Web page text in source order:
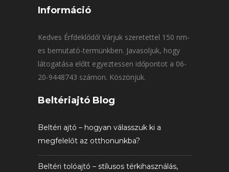
Információ
Kedves Érfdeklődő! Várjuk szeretettel 150 nm-
es bemutató-termünkben. Javasoljuk, hogy
látogatása előtt egyeztessen időpontot a 06-
20-9448743 számon. Köszönjük.
Beltériajtó Blog
Beltéri ajtó – hogyan válasszuk ki a
megfelelőt az otthonunkba?
Beltéri tolóajtó – stílusos térkihasználás,